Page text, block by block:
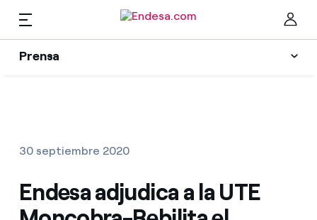
Prensa
Prensa
Recursos
ES
30 septiembre 2020
Endesa adjudica a la UTE